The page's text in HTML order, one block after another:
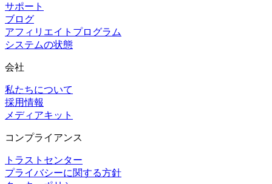
サポート
ブログ
アフィリエイトプログラム
システムの状態
会社
私たちについて
採用情報
メディアキット
コンプライアンス
トラストセンター
プライバシーに関する方針